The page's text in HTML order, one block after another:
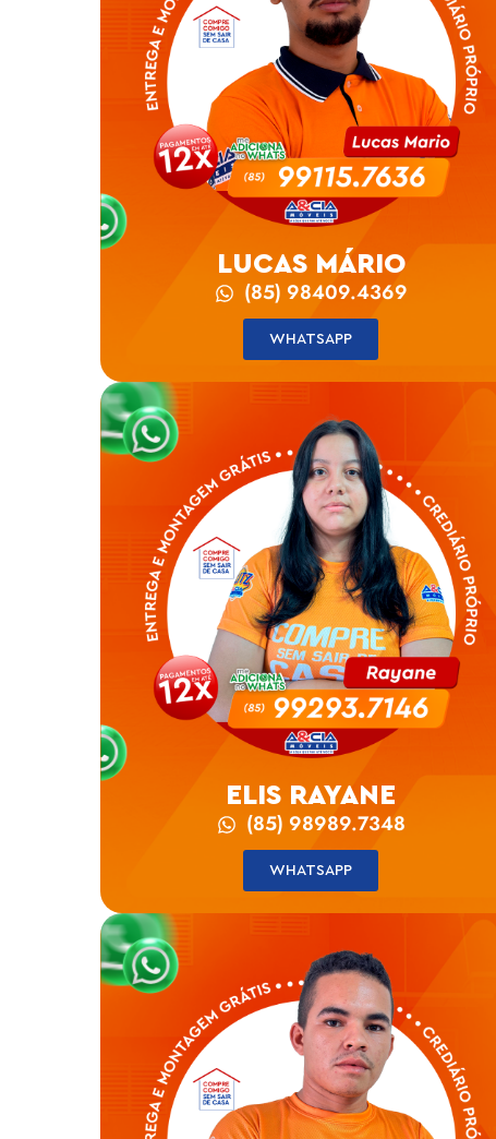
LUCAS MÁRIO
(85) 98409.4369
WHATSAPP
ELIS RAYANE
(85) 98989.7348
WHATSAPP